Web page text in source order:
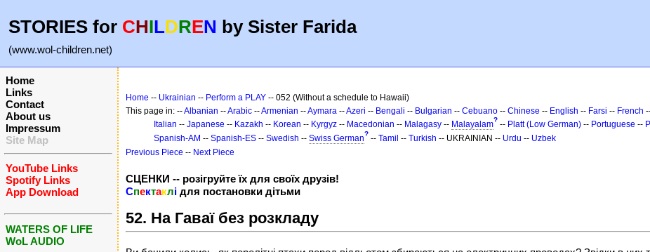
STORIES for CHILDREN by Sister Farida
(www.wol-children.net)
Home
Links
Contact
About us
Impressum
Site Map
YouTube Links
Spotify Links
App Download
WATERS OF LIFE
WoL AUDIO
Home -- Ukrainian -- Perform a PLAY -- 052 (Without a schedule to Hawaii)
This page in: --Albanian --Arabic --Armenian --Aymara --Azeri -- Bengali -- Bulgarian -- Cebuano -- Chinese -- English -- Farsi -- French
Italian -- Japanese -- Kazakh -- Korean -- Kyrgyz -- Macedonian -- Malagasy -- Malayalam? -- Platt (Low German) -- Portuguese --
Spanish-AM -- Spanish-ES -- Swedish -- Swiss German? -- Tamil -- Turkish -- UKRAINIAN -- Urdu -- Uzbek
Previous Piece -- Next Piece
СЦЕНКИ -- розігруйте їх для своїх друзів!
Спектаклі для постановки дітьми
52. На Гаваї без розкладу